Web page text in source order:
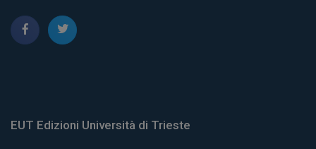
EUT Edizioni Università di Trieste